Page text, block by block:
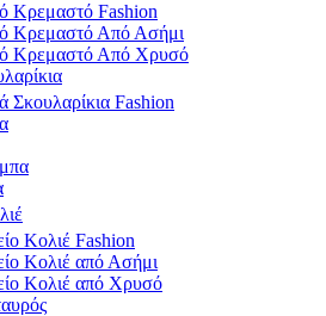
Κρεμαστό Fashion
Κρεμαστό Από Ασήμι
Κρεμαστό Από Χρυσό
Σκουλαρίκια Fashion
Κολιέ Fashion
Κολιέ από Ασήμι
Κολιέ από Χρυσό